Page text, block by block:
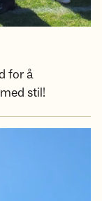
for å
stil!